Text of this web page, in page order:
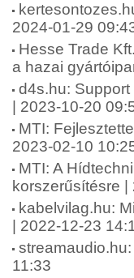
2024-01-29
Hesse Trade
a hazai
d4s.hu:
| 2023-10-20
MTI:
2023-02-10
MTI: A
korszerűsítésre
kabelvilag.hu:
| 2022-12-23
11:33